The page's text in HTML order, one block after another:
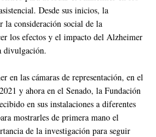
Desde sus inicios, la
la consideración social de la
los efectos y el impacto del Alzheimer
divulgación.
en las cámaras de representación, en el
y ahora en el Senado, la Fundación
en sus instalaciones a diferentes
mostrarles de primera mano el
de la investigación para seguir